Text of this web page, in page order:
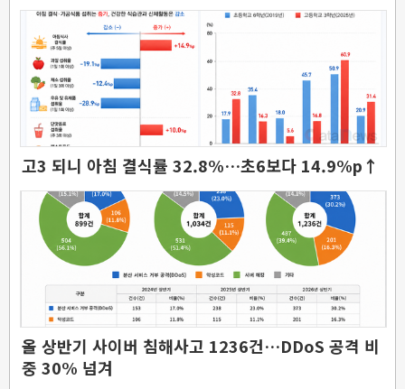
고3 되니 아침 결식률 32.8%…초6보다 14.9%p↑
올 상반기 사이버 침해사고 1236건…DDoS 공격 비
중 30% 넘겨